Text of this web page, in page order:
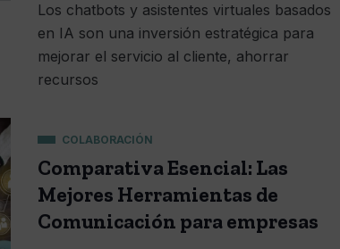
Los chatbots y asistentes virtuales basados
en IA son una inversión estratégica para
mejorar el servicio al cliente, ahorrar
recursos
COLABORACIÓN
Comparativa Esencial: Las
Mejores Herramientas de
Comunicación para empresas